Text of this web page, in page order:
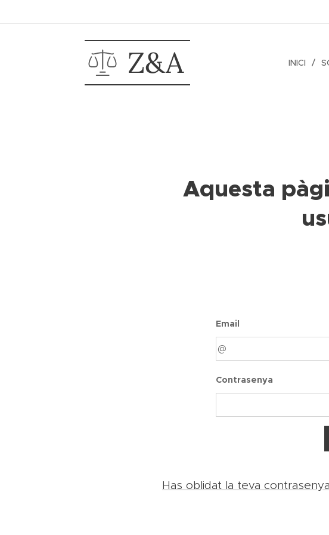
Z&A INICI
Aquesta
Email
Contrasenya
Has oblidat la teva